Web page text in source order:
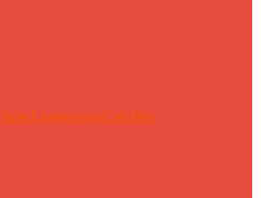
Lamongan Cak Her